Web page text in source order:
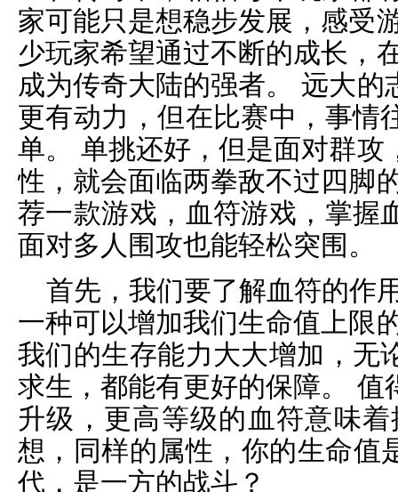
家可能只是想稳步发展，感受
少玩家希望通过不断的成长，
成为传奇大陆的强者。 远大
更有动力，但在比赛中，事情
单。 单挑还好，但是面对群攻
性，就会面临两拳敌不过四脚
荐一款游戏，血符游戏，掌握
面对多人围攻也能轻松突围。
首先，我们要了解血符的作
一种可以增加我们生命值上限
我们的生存能力大大增加，无
求生，都能有更好的保障。 值
升级，更高等级的血符意味
想，同样的属性，你的生命值
代，是一方的战斗？